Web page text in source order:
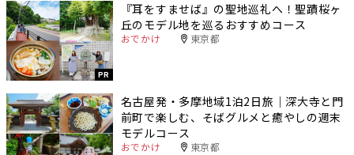
PR
『耳をすませば』の聖地巡礼へ！聖蹟桜ヶ
丘のモデル地を巡るおすすめコース
おでかけ 東京都
名古屋発・多摩地域1泊2日旅｜深大寺と門
前町で楽しむ、そばグルメと癒やしの週末
モデルコース
おでかけ 東京都